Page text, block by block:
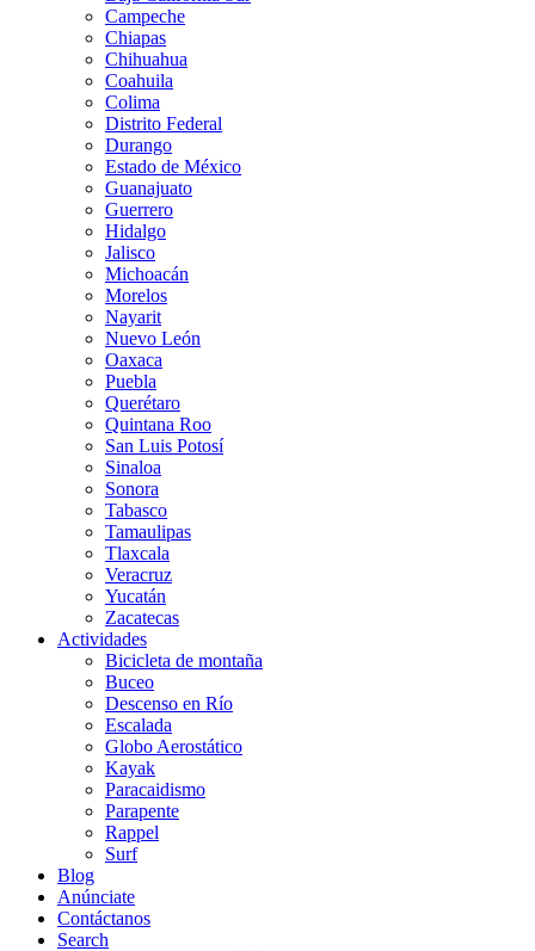
Campeche
Chiapas
Chihuahua
Coahuila
Colima
Distrito Federal
Durango
Estado de México
Guanajuato
Guerrero
Hidalgo
Jalisco
Michoacán
Morelos
Nayarit
Nuevo León
Oaxaca
Puebla
Querétaro
Quintana Roo
San Luis Potosí
Sinaloa
Sonora
Tabasco
Tamaulipas
Tlaxcala
Veracruz
Yucatán
Zacatecas
Actividades
Bicicleta de montaña
Buceo
Descenso en Río
Escalada
Globo Aerostático
Kayak
Paracaidismo
Parapente
Rappel
Surf
Blog
Anúnciate
Contáctanos
Search